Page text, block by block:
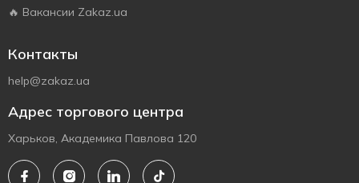
🔥 Вакансии Zakaz.ua
Контакты
help@zakaz.ua
Адрес торгового центра
Харьков, Академика Павлова 120